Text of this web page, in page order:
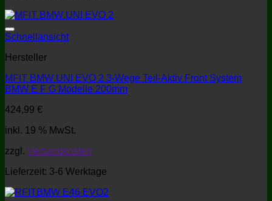
Schnellansicht
Hersteller
MFIT BMW UNI EVO 2 3-Wege Teil-Aktiv Front System
BMW E F G Modelle 200mm
424,99 €
inkl. 19 % MwSt.
zzgl. Versandkosten
Lieferzeit: 3-6 Werktage